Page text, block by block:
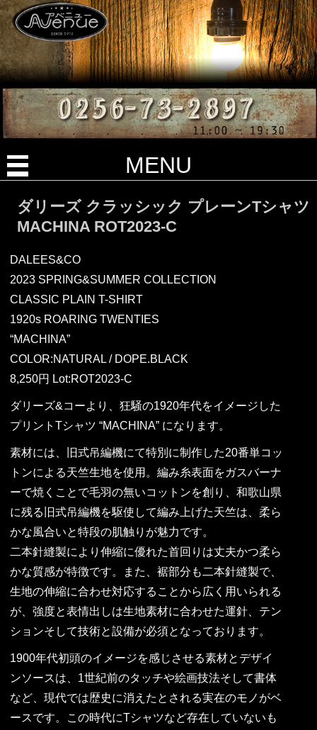
MENU
ダリーズ クラッシック プレーンTシャツ
MACHINA ROT2023-C
DALEES&CO
2023 SPRING&SUMMER COLLECTION
CLASSIC PLAIN T-SHIRT
1920s ROARING TWENTIES
“MACHINA”
COLOR:NATURAL / DOPE.BLACK
8,250円 Lot:ROT2023-C
ダリーズ&コーより、狂騒の1920年代をイメージした
プリントTシャツ “MACHINA” になります。
素材には、旧式吊編機にて特別に制作した20番単コッ
トンによる天竺生地を使用。編み糸表面をガスバーナ
ーで焼くことで毛羽の無いコットンを創り、和歌山県
に残る旧式吊編機を駆使して編み上げた天竺は、柔ら
かな風合いと特段の肌触りが魅力です。
二本針縫製により伸縮に優れた首回りは丈夫かつ柔ら
かな質感が特徴です。また、裾部分も二本針縫製で、
生地の伸縮に合わせ対応することから広く用いられる
が、強度と表情出しは生地素材に合わせた運針、テン
ションそして技術と設備が必須となっております。
1900年代初頭のイメージを感じさせる素材とデザイ
ンソースは、1世紀前のタッチや絵画技法そして書体
など、現代では歴史に消えたとされる実在のモノがベ
ースです。この時代にTシャツなど存在していないも